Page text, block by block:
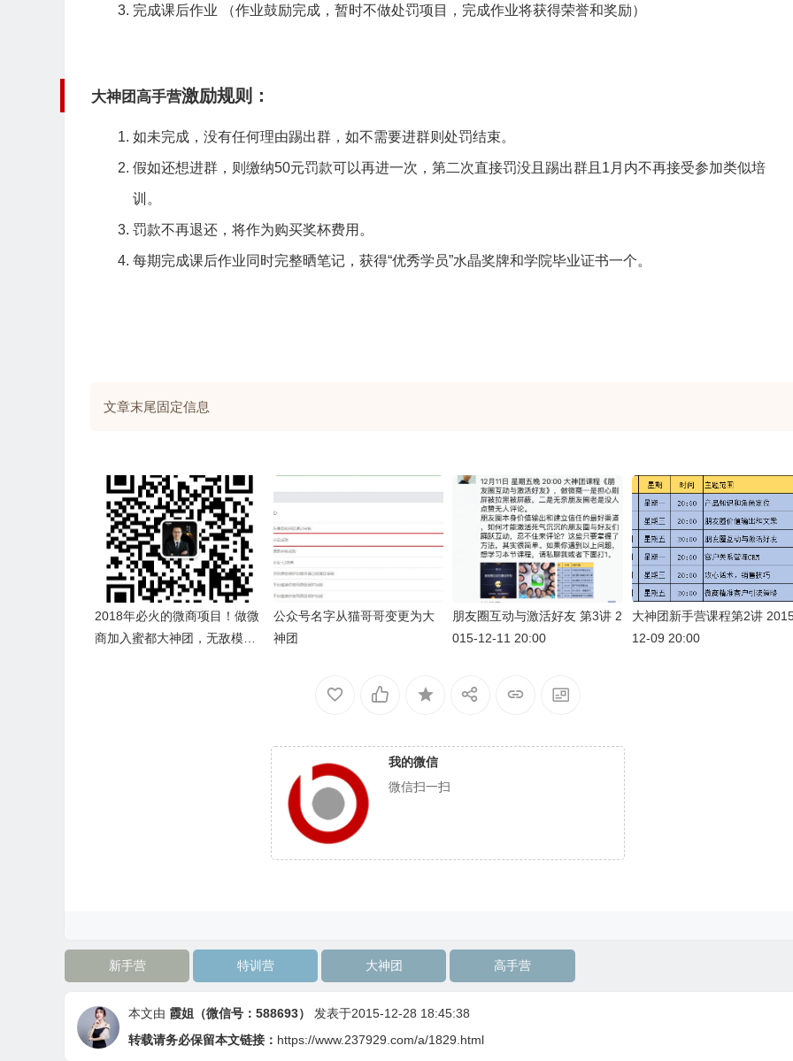
完成课后作业 （作业鼓励完成，暂时不做处罚项目，完成作业将获得荣誉和奖励）
大神团高手营激励规则：
如未完成，没有任何理由踢出群，如不需要进群则处罚结束。
假如还想进群，则缴纳50元罚款可以再进一次，第二次直接罚没且踢出群且1月内不再接受参加类似培
训。
罚款不再退还，将作为购买奖杯费用。
每期完成课后作业同时完整晒笔记，获得“优秀学员”水晶奖牌和学院毕业证书一个。
文章末尾固定信息
2018年必火的微商项目！做微
商加入蜜都大神团，无敌模式
公众号名字从猫哥哥变更为大
神团
朋友圈互动与激活好友 第3讲 2
015-12-11 20:00
大神团新手营课程第2讲
12-09 20:00
我的微信
微信扫一扫
新手营 特训营 大神团 高手营
本文由 霞姐（微信号：588693）
发表于2015-12-28 18:45:38
转载请务必保留本文链接： https://www.237929.com/a/1829.html